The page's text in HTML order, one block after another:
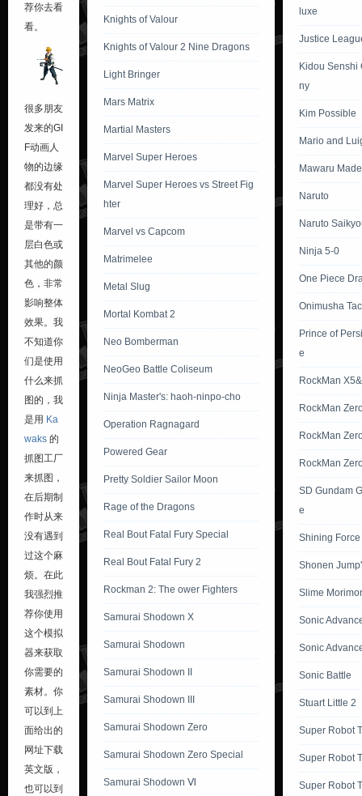
荐你去看
看。
很多朋友
发来的GI
F动画人
物的边缘
都没有处
理好，总
是带有一
层白色或
其他的颜
色，非常
影响整体
效果。我
不知道你
们是使用
什么来抓
图的，我
是用 Ka
waks 的
抓图工厂
来抓图，
在后期制
作时从来
没有遇到
过这个麻
烦。在此
我强烈推
荐你使用
这个模拟
器来获取
你需要的
素材。你
可以到上
面给出的
网址下载
英文版，
也可以到
Knights of Valour
Knights of Valour 2 Nine Dragons
Light Bringer
Mars Matrix
Martial Masters
Marvel Super Heroes
Marvel Super Heroes vs Street Fig
hter
Marvel vs Capcom
Matrimelee
Metal Slug
Mortal Kombat 2
Neo Bomberman
NeoGeo Battle Coliseum
Ninja Master's: haoh-ninpo-cho
Operation Ragnagard
Powered Gear
Pretty Soldier Sailor Moon
Rage of the Dragons
Real Bout Fatal Fury Special
Real Bout Fatal Fury 2
Rockman 2: The ower Fighters
Samurai Shodown X
Samurai Shodown
Samurai Shodown II
Samurai Shodown III
Samurai Shodown Zero
Samurai Shodown Zero Special
Samurai Shodown Ⅵ
luxe
Justice
Kidou Senshi
ny
Kim Possible
Mario and
Mawaru
Naruto
Naruto
Ninja 5-0
One Piece
Onimusha
Prince of
e
RockMan
RockMan
RockMan
RockMan
SD Gundam
e
Shining Force
Shonen
Slime
Sonic
Sonic
Sonic Battle
Stuart Little 2
Super Robot
Super Robot
Super Robot